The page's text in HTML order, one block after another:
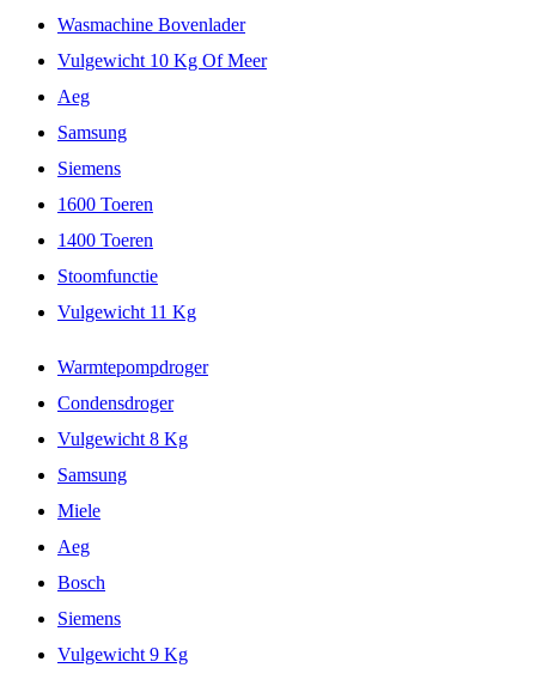
Wasmachine Bovenlader
Vulgewicht 10 Kg Of Meer
Aeg
Samsung
Siemens
1600 Toeren
1400 Toeren
Stoomfunctie
Vulgewicht 11 Kg
Warmtepompdroger
Condensdroger
Vulgewicht 8 Kg
Samsung
Miele
Aeg
Bosch
Siemens
Vulgewicht 9 Kg